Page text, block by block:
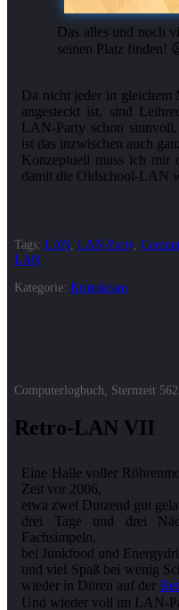
Das alles und noch
seinen Platz finden!
Da nicht jeder in gleichem
angesteckt ist, sind
LAN-Party schon
ist das inzwischen auch
Konzeptuell muss ich mir
Tags: LAN LAN-Party,
LAN
Kategorie: Krimskram
Computerlogbuch, Sternzeit
Retro-LAN VII
Eine Halle voller
Zeit vor 2006,
etwa zwei Dutzend gut
drei Tage und drei
Fachsimpeln,
bei Junkfood und
und viel Spaß bei wenig
wieder in Düren auf der